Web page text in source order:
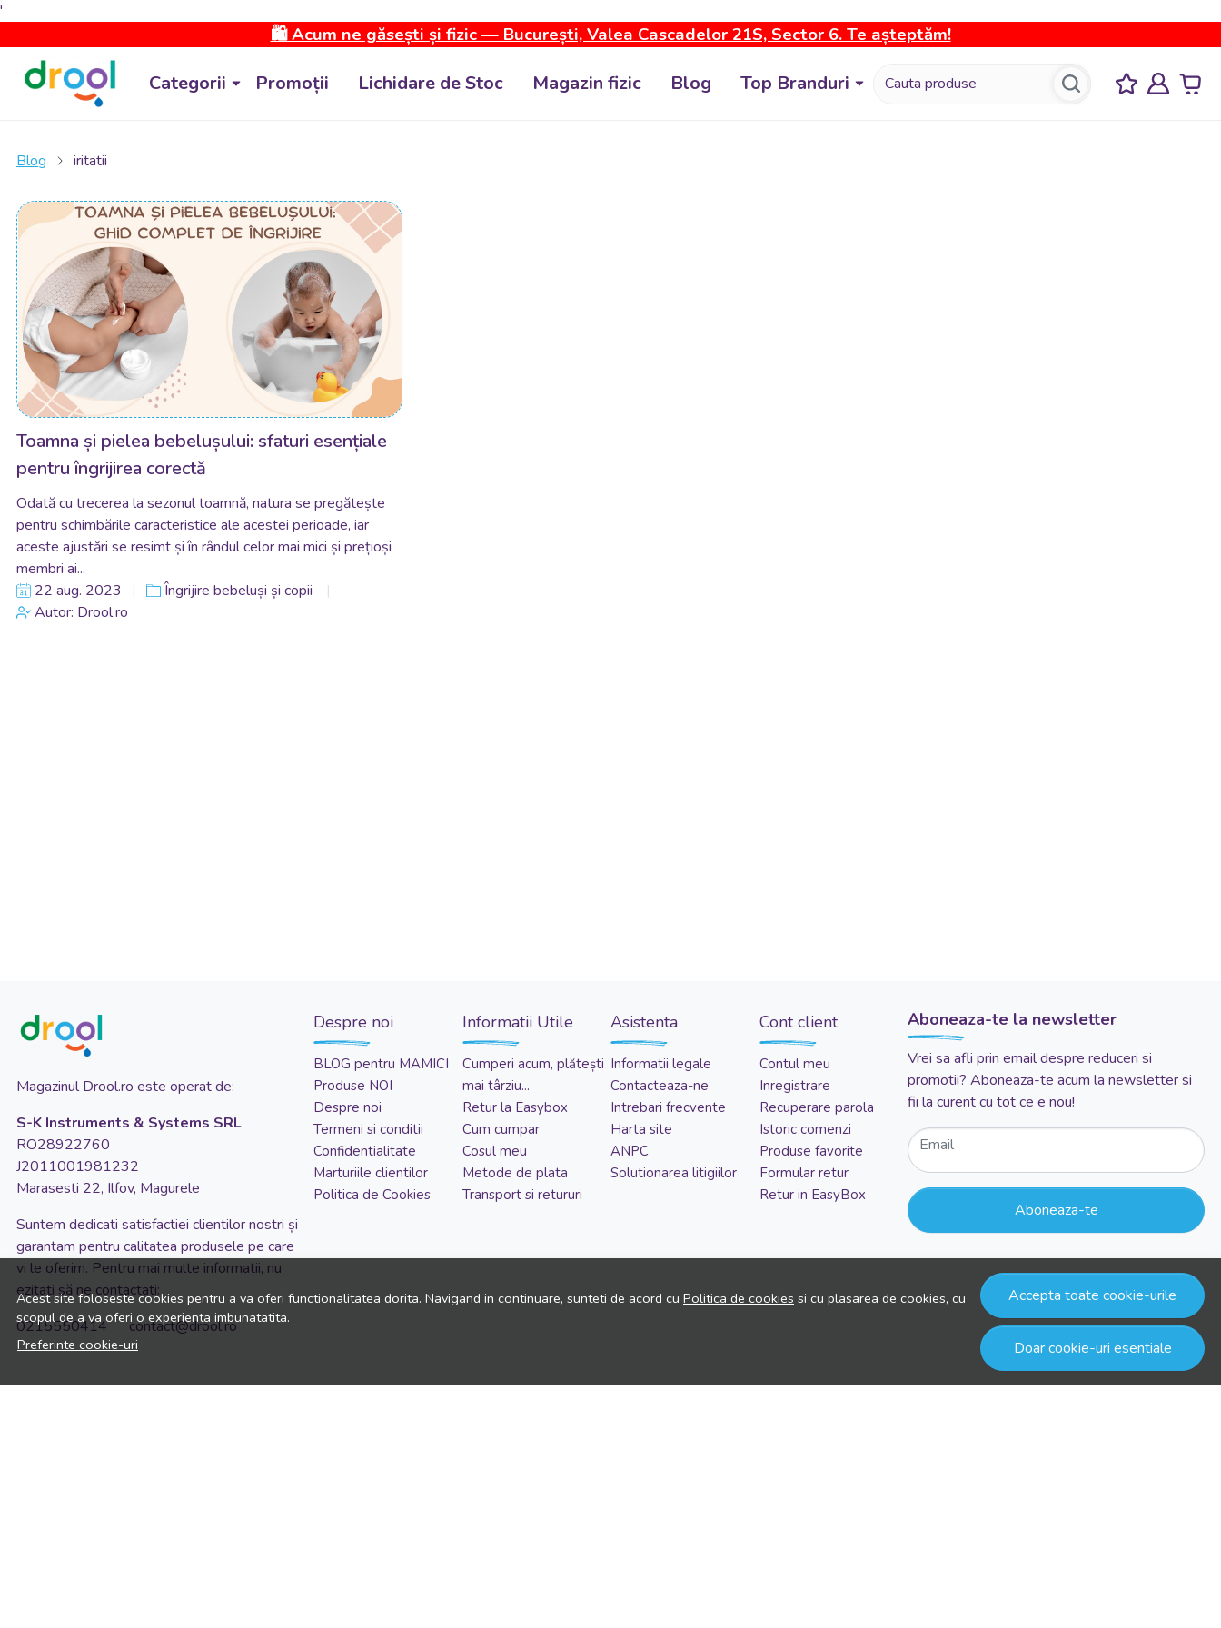
'
🛍️ Acum ne găsești și fizic — București, Valea Cascadelor 21S, Sector 6. Te așteptăm!
Categorii Promoții Lichidare de Stoc Magazin fizic Blog Top Branduri
Blog iritatii
Toamna și pielea bebelușului: sfaturi esențiale
pentru îngrijirea corectă
Odată cu trecerea la sezonul toamnă, natura se pregătește
pentru schimbările caracteristice ale acestei perioade, iar
aceste ajustări se resimt și în rândul celor mai mici și prețioși
membri ai...
22 aug. 2023
Îngrijire bebeluși și copii
Autor: Drool.ro
Acest site foloseste cookies pentru a va oferi functionalitatea dorita. Navigand in continuare, sunteti de acord cu Politica de cookies si cu plasarea de cookies, cu
scopul de a va oferi o experienta imbunatatita.
Preferinte cookie-uri
Accepta toate cookie-urile
Doar cookie-uri esentiale
Magazinul Drool.ro este operat de:
S-K Instruments & Systems SRL
RO28922760
J2011001981232
Marasesti 22, Ilfov, Magurele
Suntem dedicati satisfactiei clientilor nostri și
garantam pentru calitatea produsele pe care
vi le oferim. Pentru mai multe informatii, nu
ezitati să ne contactati:
0215550414 contact@drool.ro
Despre noi
BLOG pentru MAMICI
Produse NOI
Despre noi
Termeni si conditii
Confidentialitate
Marturiile clientilor
Politica de Cookies
Informatii Utile
Cumperi acum, plătești
mai târziu...
Retur la Easybox
Cum cumpar
Cosul meu
Metode de plata
Transport si retururi
Asistenta
Informatii legale
Contacteaza-ne
Intrebari frecvente
Harta site
ANPC
Solutionarea litigiilor
Cont client
Contul meu
Inregistrare
Recuperare parola
Istoric comenzi
Produse favorite
Formular retur
Retur in EasyBox
Aboneaza-te la newsletter
Vrei sa afli prin email despre reduceri si
promotii? Aboneaza-te acum la newsletter si
fii la curent cu tot ce e nou!
Email
Aboneaza-te